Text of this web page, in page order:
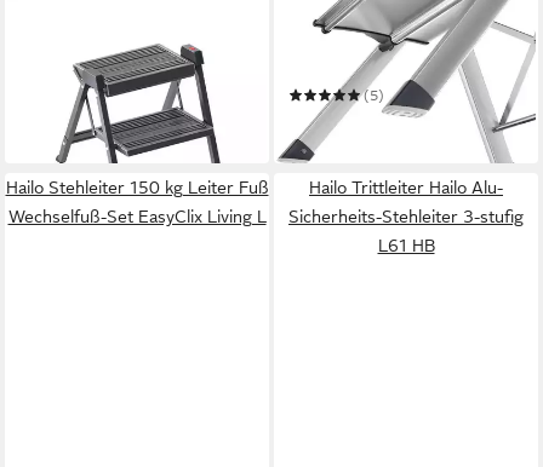
Trittleiter Hailo Klappleiter
4410001 Stepfix 2stufig
Trittleiter mit Wandhaken
84,42 €
in 4-5 Werktagen bei dir
HAILO
Trittleiter MK80
ComfortLine
(5)
ab 77,03 €
in 3-4 Werktagen bei dir
Hailo Stehleiter 150 kg Leiter Fuß
Wechselfuß-Set EasyClix Living L
Hailo Trittleiter Hailo Alu-
Sicherheits-Stehleiter 3-stufig
L61 HB